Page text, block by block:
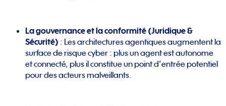
La gouvernance et la conformité (Juridique &
Sécurité) : Les architectures agentiques augmentent la
surface de risque cyber : plus un agent est autonome
et connecté, plus il constitue un point d’entrée potentiel
pour des acteurs malveillants.